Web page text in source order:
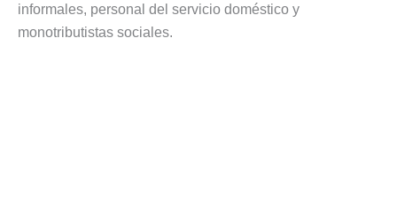
informales, personal del servicio doméstico y
monotributistas sociales.